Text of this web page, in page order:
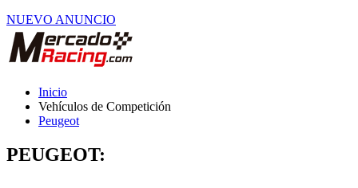
NUEVO ANUNCIO
Inicio
Vehículos de Competición
Peugeot
PEUGEOT: